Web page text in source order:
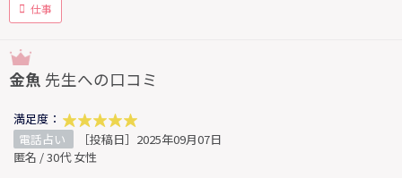
仕事
金魚 先生への口コミ
満足度：
電話占い
［投稿日］2025年09月07日
匿名 / 30代 女性